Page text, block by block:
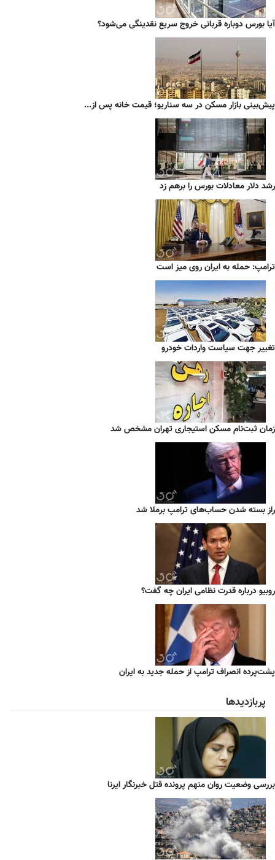
آیا بورس دوباره قربانی خروج سریع نقدینگی می‌شود؟
پیش‌بینی بازار مسکن در سه سناریو؛ قیمت خانه پس از...
رشد دلار معادلات بورس را برهم زد
ترامپ: حمله به ایران روی میز است
تغییر جهت سیاست واردات خودرو
زمان ثبت‌نام مسکن استیجاری تهران مشخص شد
راز بسته شدن حساب‌های ترامپ برملا شد
روبیو درباره قدرت نظامی ایران چه گفت؟
پشت‌پرده انصراف ترامپ از حمله جدید به ایران
پربازدیدها
بررسی وضعیت روان متهم پرونده قتل خبرنگار ایرنا